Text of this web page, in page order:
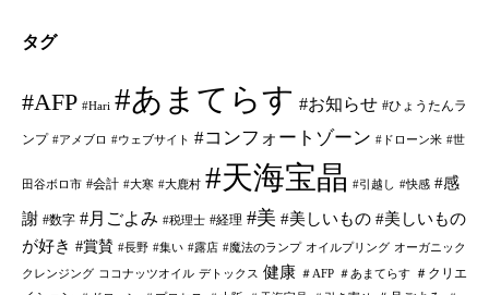
タグ
#AFP #Hari #あまてらす #お知らせ #ひょうたんラ
ンプ #アメブロ #ウェブサイト #コンフォートゾーン #ドローン米 #世
田谷ボロ市 #会計 #大寒 #大鹿村 #天海宝晶 #引越し #快感 #感
謝 #数字 #月ごよみ #税理士 #経理 #美 #美しいもの #美しいもの
が好き #賞賛 #長野 #集い #露店 #魔法のランプ オイルプリング オーガニック
クレンジング ココナッツオイル デトックス 健康 ＃AFP ＃あまてらす
＃クリエ